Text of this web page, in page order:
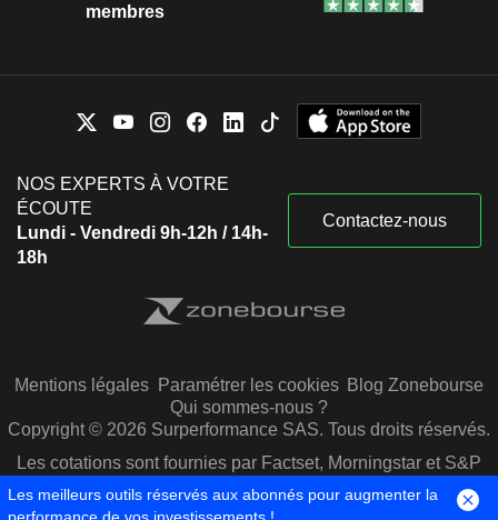
membres
NOS EXPERTS À VOTRE
ÉCOUTE
Lundi - Vendredi 9h-12h / 14h-
18h
Contactez-nous
Mentions légales Paramétrer les cookies Blog Zonebourse
Qui sommes-nous ?
Copyright © 2026 Surperformance SAS. Tous droits réservés.
Les cotations sont fournies par Factset, Morningstar et S&P
Capital IQ
Les meilleurs outils réservés aux abonnés pour augmenter la